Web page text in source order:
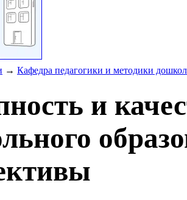
→ Кафедра педагогики и методики
и